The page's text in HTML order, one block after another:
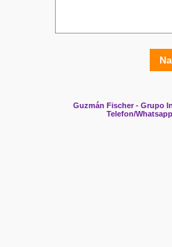
Guzmán Fischer - Grupo
Telefon/